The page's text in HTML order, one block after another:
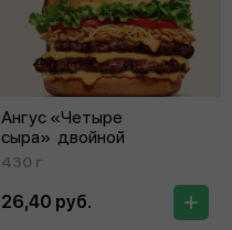
Ангус «Четыре
сыра» двойной
430 г
26,40 руб.